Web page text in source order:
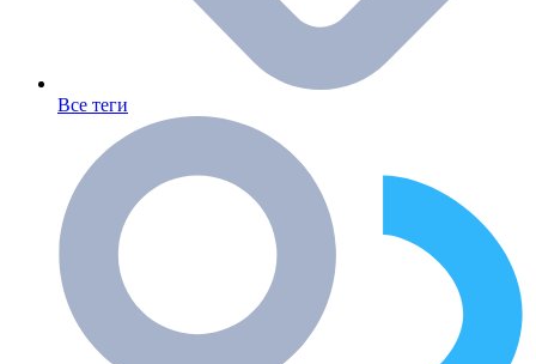
Все теги